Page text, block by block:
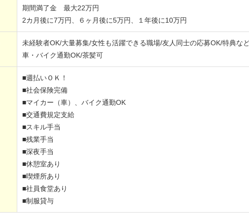
期間満了金 最大22万円
2カ月後に7万円、６ヶ月後に5万円、１年後に10万円
未経験者OK/大量募集/女性も活躍できる職場/友人同士の応募OK/特典な
車・バイク通勤OK/茶髪可
■週払いＯＫ！
■社会保険完備
■マイカー（車）、バイク通勤OK
■交通費規定支給
■スキル手当
■残業手当
■深夜手当
■休憩室あり
■喫煙所あり
■社員食堂あり
■制服貸与